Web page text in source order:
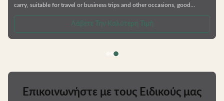
carry, suitable for travel or business trips and other occasions, good
sealing, will not leak —— Various types of bottles. —— Skin care
series,shower gel and shampoo bottle —— Factory direct sale. —— Colors /
Crafts are customizable. —— Can be matched with lotion pump/ spray
Λάβετε Την Καλύτερη Τιμή
Επικοινωνήστε με τους Ειδικούς μας